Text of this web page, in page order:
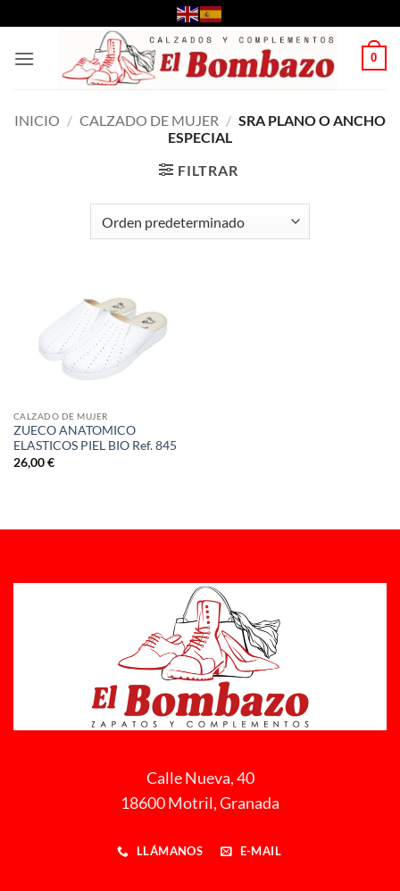
al
contenido
0
INICIO / CALZADO DE MUJER / SRA PLANO O ANCHO
ESPECIAL
FILTRAR
CALZADO DE MUJER
ZUECO ANATOMICO
ELASTICOS PIEL BIO Ref. 845
26,00€
Calle Nueva, 40
18600 Motril, Granada
LLÁMANOS E-MAIL